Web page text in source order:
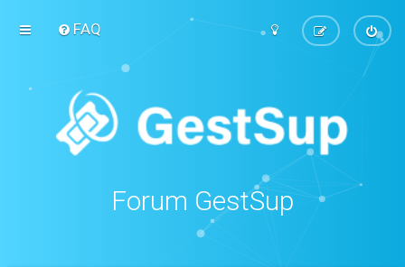
FAQ
Forum GestSup